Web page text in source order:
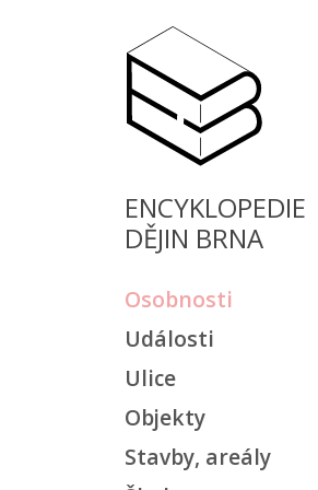
ENCYKLOPEDIE
DĚJIN BRNA
Osobnosti
Události
Ulice
Objekty
Stavby, areály